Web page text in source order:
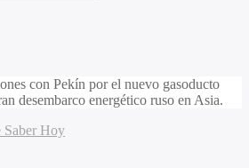
con Pekín por el nuevo gasoducto
desembarco energético ruso en Asia.
Saber Hoy